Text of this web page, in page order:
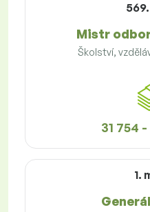
Mistr
Školství,
31 754
1.